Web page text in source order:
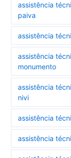
assistência
paiva
assistência
assistência
monumento
assistência
nivi
assistência
assistência